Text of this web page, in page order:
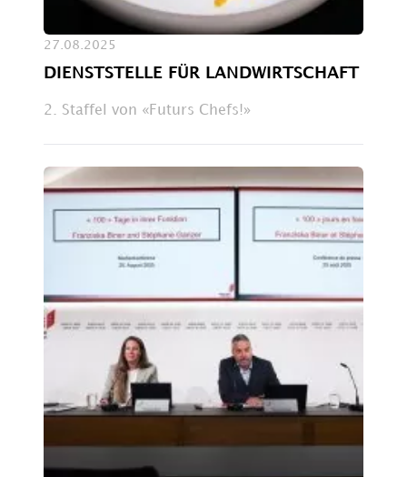
27.08.2025
DIENSTSTELLE FÜR LANDWIRTSCHAFT
2. Staffel von «Futurs Chefs!»